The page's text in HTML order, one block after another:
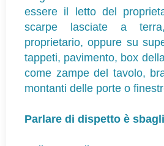
essere il letto del
scarpe lasciate a
proprietario, oppure su
tappeti, pavimento, box
come zampe del tavolo,
montanti delle porte o
Parlare di dispetto è